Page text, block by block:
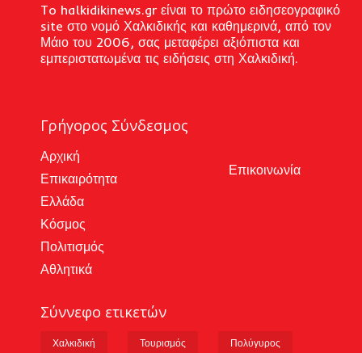
To halkidikinews.gr είναι το πρώτο ειδησεογραφικό
site στο νομό Χαλκιδικής και καθημερινά, από τον
Μάιο του 2006, σας μεταφέρει αξιόπιστα και
εμπεριστατωμένα τις ειδήσεις στη Χαλκιδική.
Γρήγορος Σύνδεσμος
Αρχική
Επικαιρότητα
Ελλάδα
Κόσμος
Πολιτισμός
Αθλητικά
Επικοινωνία
Σύννεφο ετικετών
Χαλκιδική Τουρισμός Πολύγυρος